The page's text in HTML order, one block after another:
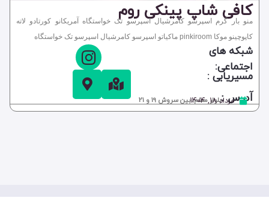
کافی شاپ پینکی روم
منو بار گرم اسپرسو کامرشیال اسپرسو تک خواستگاه آمریکانو کورتادو لاته
کاپوچینو موکا pinkiroom ماکیاتو اسپرسو کامرشیال اسپرسو تک خواستگاه
شبکه های
اجتماعی:
مسیریابی :
بلوار معلم، بین سروش 19 و 21آدرس :
مرداد ۱۸, ۱۴۰۴